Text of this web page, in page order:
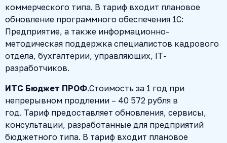
коммерческого типа. В тариф входит плановое
обновление программного обеспечения 1С:
Предприятие, а также информационно-
методическая поддержка специалистов кадрового
отдела, бухгалтерии, управляющих, IT-
разработчиков.
ИТС Бюджет ПРОФ.Стоимость за 1 год при
непрерывном продлении – 40 572 рубля в
год. Тариф предоставляет обновления, сервисы,
консультации, разработанные для предприятий
бюджетного типа. В тариф входит плановое